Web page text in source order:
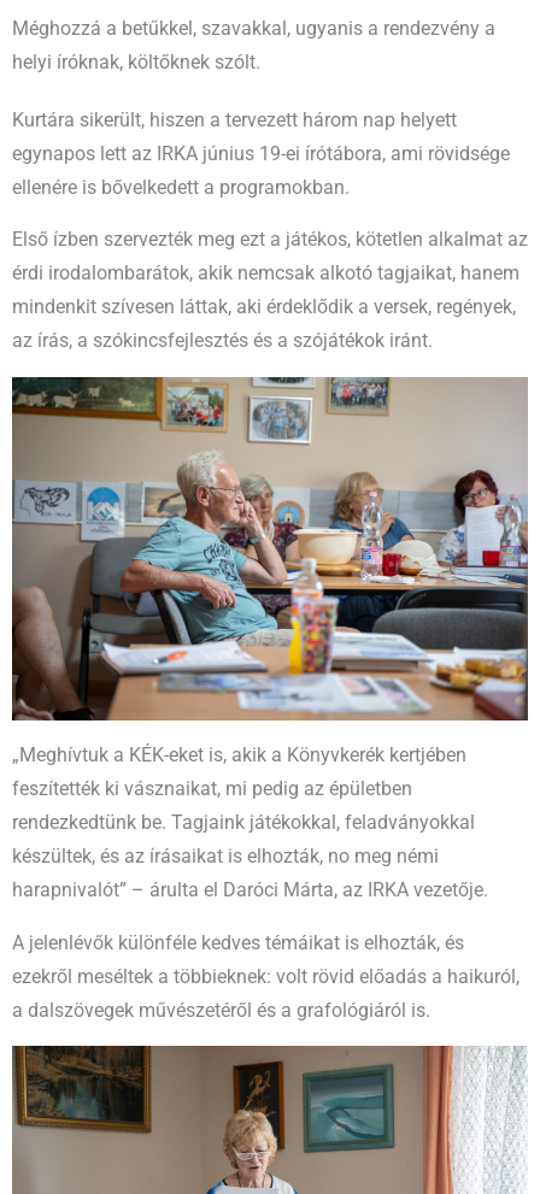
Méghozzá a betűkkel, szavakkal, ugyanis a rendezvény a
helyi íróknak, költőknek szólt.
Kurtára sikerült, hiszen a tervezett három nap helyett
egynapos lett az IRKA június 19-ei írótábora, ami rövidsége
ellenére is bővelkedett a programokban.
Első ízben szervezték meg ezt a játékos, kötetlen alkalmat az
érdi irodalombarátok, akik nemcsak alkotó tagjaikat, hanem
mindenkit szívesen láttak, aki érdeklődik a versek, regények,
az írás, a szókincsfejlesztés és a szójátékok iránt.
„Meghívtuk a KÉK-eket is, akik a Könyvkerék kertjében
feszítették ki vásznaikat, mi pedig az épületben
rendezkedtünk be. Tagjaink játékokkal, feladványokkal
készültek, és az írásaikat is elhozták, no meg némi
harapnivalót” – árulta el Daróci Márta, az IRKA vezetője.
A jelenlévők különféle kedves témáikat is elhozták, és
ezekről meséltek a többieknek: volt rövid előadás a haikuról,
a dalszövegek művészetéről és a grafológiáról is.